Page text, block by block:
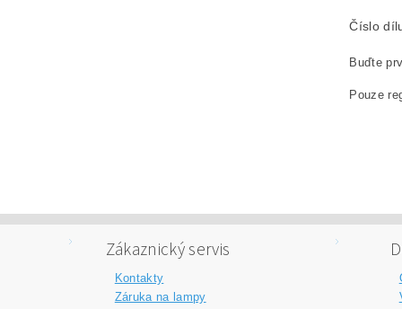
Číslo
Buďte
Pouze
Zákaznický servis
Kontakty
Záruka na lampy